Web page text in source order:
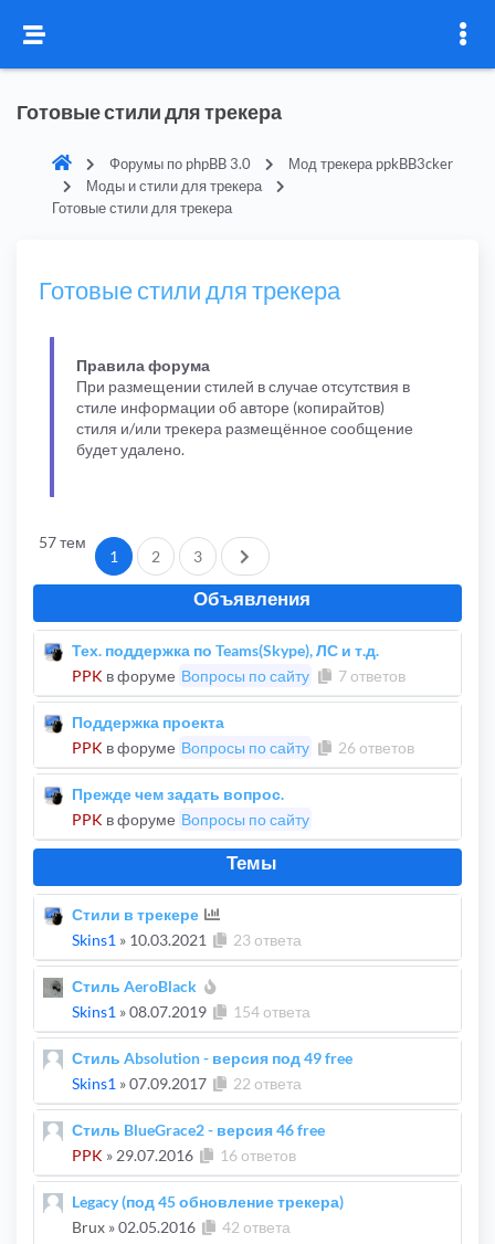
Готовые стили для трекера
Форумы по phpBB 3.0
Мод трекера ppkBB3cker
Моды и стили для трекера
Готовые стили для трекера
Готовые стили для трекера
Правила форума
При размещении стилей в случае отсутствия в
стиле информации об авторе (копирайтов)
стиля и/или трекера размещённое сообщение
будет удалено.
57 тем
1 2 3 След.
Объявления
Тех. поддержка по Teams(Skype), ЛС и т.д.
PPK в форуме Вопросы по сайту 7 ответов
Поддержка проекта
PPK в форуме Вопросы по сайту 26 ответов
Прежде чем задать вопрос.
PPK в форуме Вопросы по сайту
Темы
Стили в трекере
Skins1 » 10.03.2021 23 ответа
Стиль AeroBlack
Skins1 »08.07.2019 154 ответа
Стиль Absolution - версия под 49 free
Skins1 »07.09.2017 22 ответа
Стиль BlueGrace2 - версия 46 free
PPK » 29.07.2016 16 ответов
Legacy (под 45 обновление трекера)
Brux »02.05.2016 42 ответа